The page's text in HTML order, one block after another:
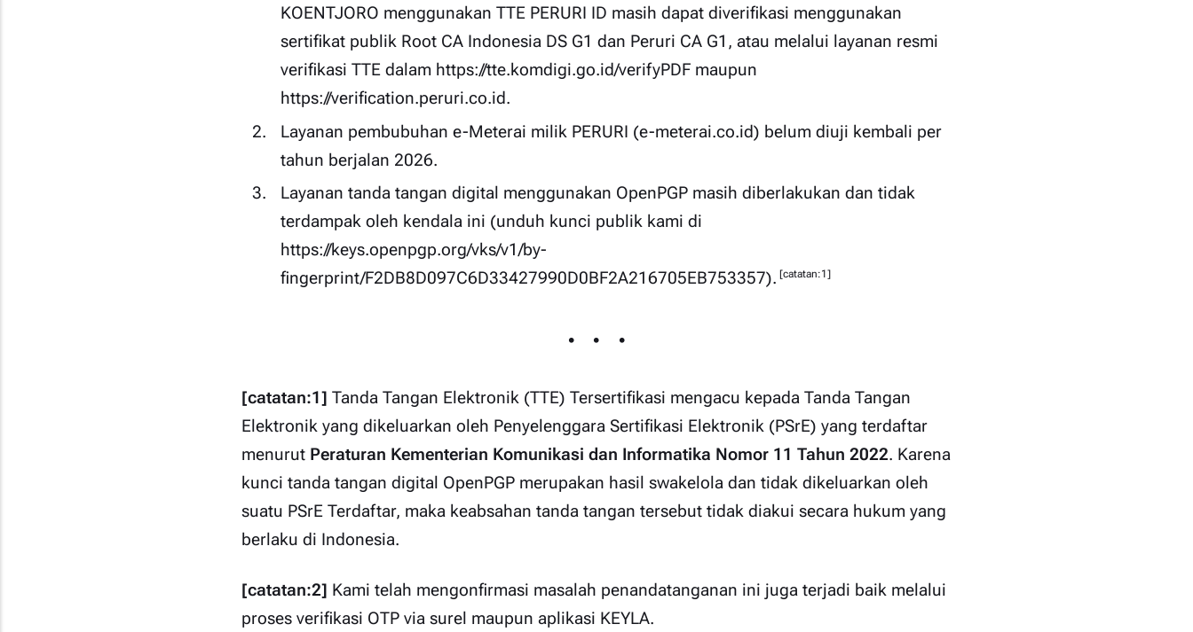
KOENTJORO menggunakan TTE PERURI ID masih dapat diverifikasi menggunakan
sertifikat publik Root CA Indonesia DS G1 dan Peruri CA G1 , atau melalui layanan resmi
verifikasi TTE dalam https://tte.komdigi.go.id/verifyPDFmaupun
https://verification.peruri.co.id.
Layanan pembubuhan e-Meterai milik PERURI (e-meterai.co.id) belum diuji kembali per
tahun berjalan 2026.
Layanan tanda tangan digital menggunakan OpenPGP masih diberlakukan dan tidak
terdampak oleh kendala ini (unduh kunci publik kami di
https://keys.openpgp.org/vks/v1/by-
fingerprint/F2DB8D097C6D33427990D0BF2A216705EB753357). [catatan:1]
[catatan:1] Tanda Tangan Elektronik (TTE) Tersertifikasi mengacu kepada Tanda Tangan
Elektronik yang dikeluarkan oleh Penyelenggara Sertifikasi Elektronik (PSrE) yang terdaftar
menurut Peraturan Kementerian Komunikasi dan Informatika Nomor 11 Tahun 2022. Karena
kunci tanda tangan digital OpenPGP merupakan hasil swakelola dan tidak dikeluarkan oleh
suatu PSrE Terdaftar, maka keabsahan tanda tangan tersebut tidak diakui secara hukum yang
berlaku di Indonesia.
[catatan:2] Kami telah mengonfirmasi masalah penandatanganan ini juga terjadi baik melalui
proses verifikasi OTP via surel maupun aplikasi KEYLA.